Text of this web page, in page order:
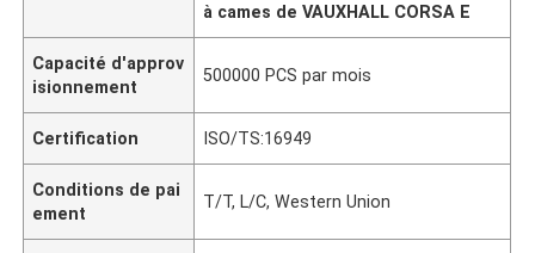
à cames de VAUXHALL CORSA E
Capacité d'approv
isionnement
500000 PCS par mois
Certification ISO/TS:16949
Conditions de pai
ement
T/T, L/C, Western Union